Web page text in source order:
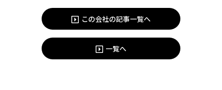
この会社の記事一覧へ
一覧へ